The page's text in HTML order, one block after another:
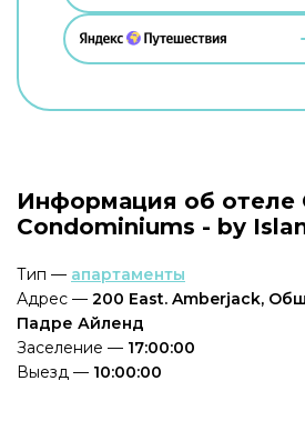
Информация об отеле
Condominiums - by
Тип — апартаменты
Адрес — 200 East. Amberjack,
Падре Айленд
Заселение — 17:00:00
Выезд — 10:00:00